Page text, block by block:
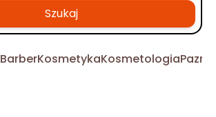
Szukaj
BarberKosmetykaKosmetologia